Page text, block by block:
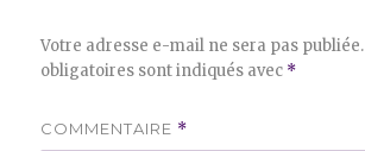
Votre adresse e-mail ne sera pas publiée.
obligatoires sont indiqués avec *
COMMENTAIRE *